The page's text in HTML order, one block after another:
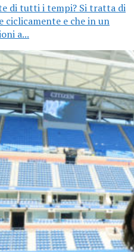
di tutti i tempi? Si tratta di
ciclicamente e che in un
a...